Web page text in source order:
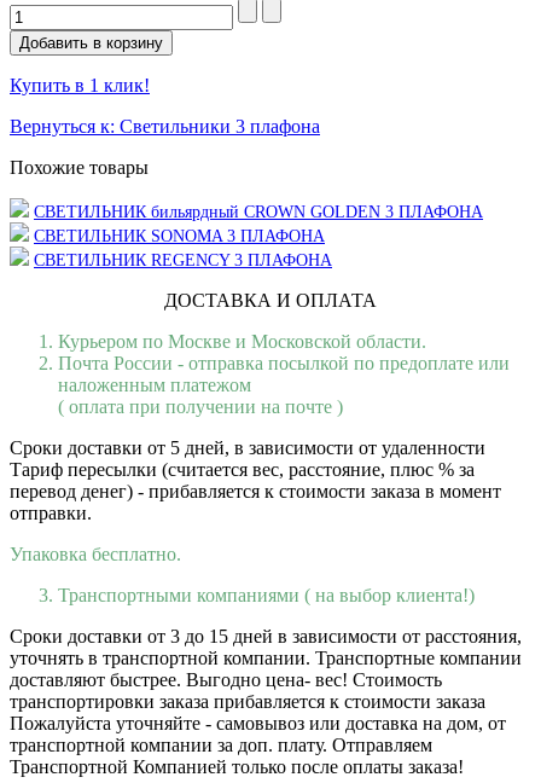
Купить в 1 клик!
Вернуться к: Светильники 3 плафона
Похожие товары
СВЕТИЛЬНИК бильярдный CROWN GOLDEN 3 ПЛАФОНА
СВЕТИЛЬНИК SONOMA 3 ПЛАФОНА
СВЕТИЛЬНИК REGENCY 3 ПЛАФОНА
ДОСТАВКА И ОПЛАТА
Курьером по Москве и Московской области.
Почта России - отправка посылкой по предоплате или
наложенным платежом
( оплата при получении на почте )
Сроки доставки от 5 дней, в зависимости от удаленности
Тариф пересылки (считается вес, расстояние, плюс % за
перевод денег) - прибавляется к стоимости заказа в момент
отправки.
Упаковка бесплатно.
Транспортными компаниями ( на выбор клиента!)
Сроки доставки от 3 до 15 дней в зависимости от расстояния,
уточнять в транспортной компании. Транспортные компании
доставляют быстрее. Выгодно цена- вес! Стоимость
транспортировки заказа прибавляется к стоимости заказа
Пожалуйста уточняйте - самовывоз или доставка на дом, от
транспортной компании за доп. плату. Отправляем
Транспортной Компанией только после оплаты заказа!